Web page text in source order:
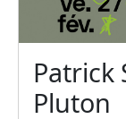
Patrick
Pluton